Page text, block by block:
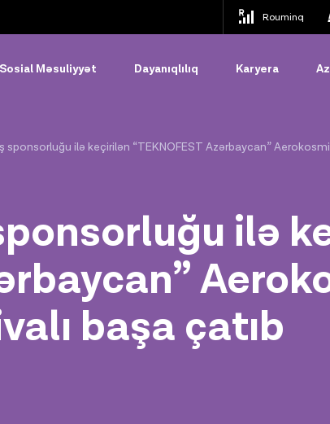
Rouminq
Məsuliyyət Dayanıqlılıq Karyera
sponsorluğu ilə keçirilən “TEKNOFEST Azərbaycan”
ilə
başa çatıb